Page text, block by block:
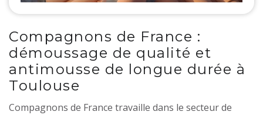
Compagnons de France :
démoussage de qualité et
antimousse de longue durée à
Toulouse
Compagnons de France travaille dans le secteur de